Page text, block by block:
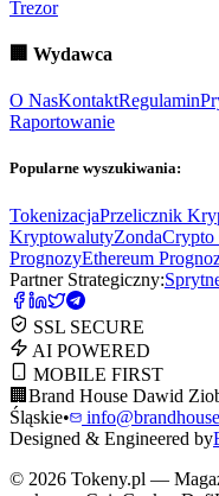
Trezor
🏢 Wydawca
O NasKontaktRegulamin
Raportowanie
Popularne wyszukiwania:
TokenizacjaPrzelicznik
Kryptowaluty
PrognozyEthereum
Partner Strategiczny:
SSL SECURE
AI POWERED
MOBILE FIRST
🏢 Brand House Dawid
Śląskie•
Designed & Engineered by
© 2026 Tokeny.pl —